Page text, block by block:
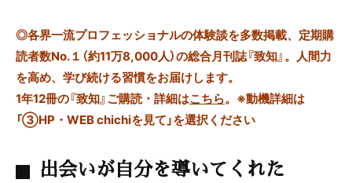
◎各界一流プロフェッショナルの体験談を多数掲載、定期購
読者数No.１（約11万8,000人）の総合月刊誌『致知』。人間力
を高め、学び続ける習慣をお届けします。
1年12冊の『致知』ご購読・詳細はこちら。 ※動機詳細は
「③HP・WEB chichiを見て」を選択ください
出会いが自分を導いてくれた